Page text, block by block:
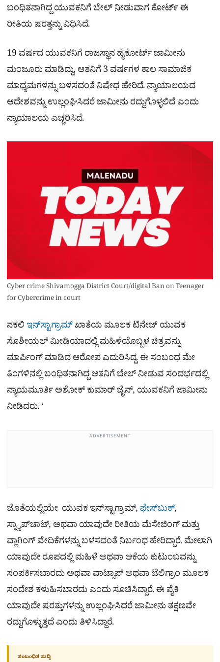
ಬಂಧಿತನಾಗಿದ್ದ ಯುವಕನಿಗೆ ಬೇಲ್​ ನೀಡುವಾಗ ಕೋರ್ಟ್ ಈ
ರೀತಿಯ ಷರತ್ತನ್ನು ವಿಧಿಸಿದೆ.
19 ವರ್ಷದ ಯುವಕನಿಗೆ ರಾಜಸ್ಥಾನ ಹೈಕೋರ್ಟ್ ಜಾಮೀನು
ಮಂಜೂರು ಮಾಡಿದ್ದು, ಆತನಿಗೆ 3 ವರ್ಷಗಳ ಕಾಲ ಸಾಮಾಜಿಕ
ಮಾಧ್ಯಮಗಳನ್ನು ಬಳಸದಂತೆ ನಿಷೇಧ ಹೇರಿದೆ. ನ್ಯಾಯಾಲಯದ
ಆದೇಶವನ್ನು ಉಲ್ಲಂಘಿಸಿದರೆ ಜಾಮೀನು ರದ್ದುಗೊಳ್ಳಲಿದೆ ಎಂದು
ನ್ಯಾಯಾಲಯ ಎಚ್ಚರಿಸಿದೆ.
Cyber crime Shivamogga District Court/digital Ban on Teenager
for Cybercrime in court
ನಕಲಿಇನ್‌ಸ್ಟಾಗ್ರಾಮ್ಖಾತೆಯ ಮೂಲಕ ಟಿನೇಜ್​ ಯುವಕ
ಸೊಶೀಯಲ್ ಮೀಡಿಯಾದಲ್ಲಿ ಮಹಿಳೆಯೊಬ್ಬಳ ಚಿತ್ರವನ್ನು
ಮಾರ್ಪಿಂಗ್​ ಮಾಡಿದ ಆರೋಪ ಎದುರಿಸಿದ್ದ. ಈ ಸಂಬಂಧ ಮೇ
ತಿಂಗಳಿನಲ್ಲಿ ಬಂಧಿತನಾಗಿದ್ದ ಆತನಿಗೆ ಬೇಲ್ ನೀಡುವ ಸಂದರ್ಭದಲ್ಲಿ
ನ್ಯಾಯಮೂರ್ತಿ ಅಶೋಕ್ ಕುಮಾರ್ ಜೈನ್, ಯುವಕನಿಗೆ ಜಾಮೀನು
ನೀಡಿದರು. ‘
ADVERTISEMENT
ಜೊತೆಯಲ್ಲಿಯೇ ಯುವಕ ಇನ್‌ಸ್ಟಾಗ್ರಾಮ್, ಫೇಸ್‌ಬುಕ್,
ಸ್ನ್ಯಾಪ್‌ಚಾಟ್, ಅಥವಾ ಯಾವುದೇ ರೀತಿಯ ಮೆಸೇಜಿಂಗ್ ಮತ್ತು
ವ್ಲಾಗಿಂಗ್ ವೇದಿಕೆಗಳನ್ನು ಬಳಸದಂತೆ ನಿರ್ಬಂಧ ಹೇರಿದ್ದಾರೆ. ಮೇಲಾಗಿ
ಯಾವುದೇ ರೂಪದಲ್ಲಿ ಮಹಿಳೆ ಅಥವಾ ಆಕೆಯ ಕುಟುಂಬವನ್ನು
ಸಂಪರ್ಕಿಸಬಾರದು ಅಥವಾ ವಾಟ್ಸಾಪ್ ಅಥವಾ ಟೆಲಿಗ್ರಾಂ ಮೂಲಕ
ಸಂದೇಶ ಕಳುಹಿಸಬಾರದು ಎಂದು ಸೂಚಿಸಿದ್ದಾರೆ. ಈ ಪೈಕಿ
ಯಾವುದೇ ಷರತ್ತುಗಳನ್ನು ಉಲ್ಲಂಘಿಸಿದರೆ ಜಾಮೀನು ತಕ್ಷಣವೇ
ರದ್ದುಗೊಳ್ಳುತ್ತದೆ ಎಂದು ತಿಳಿಸಿದ್ದಾರೆ.
ಸಂಬಂಧಿತ ಸುದ್ದಿ